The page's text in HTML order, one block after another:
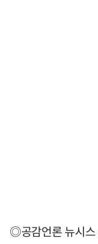
◎공감언론 뉴시스